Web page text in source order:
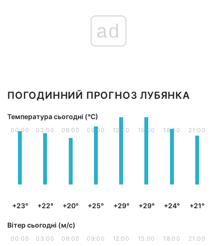
ad
ПОГОДИННИЙ ПРОГНОЗ ЛУБЯНКА
Температура сьогодні (°С)
00:00
+23°
03:00
+22°
06:00
+20°
09:00
+25°
12:00
+29°
15:00
+29°
18:00
+24°
21:00
+21°
Вітер сьогодні (м/с)
00:00 03:00 06:00 09:00 12:00 15:00 18:00 21:00